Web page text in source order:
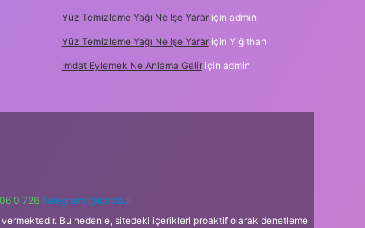
Yüz Temizleme Yağı Ne Işe Yarariçin admin
Yüz Temizleme Yağı Ne Işe Yarariçin Yiğithan
Imdat Eylemek Ne Anlama Geliriçin admin
0 726 Telegram: @karabul
vermektedir. Bu nedenle, sitedeki içerikleri proaktif olarak denetleme